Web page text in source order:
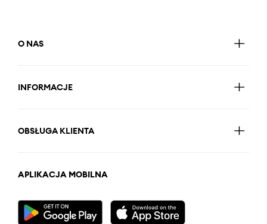
O NAS
INFORMACJE
OBSŁUGA KLIENTA
APLIKACJA MOBILNA